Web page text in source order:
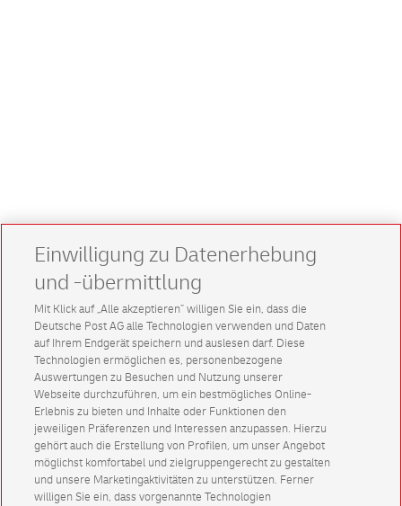
Einwilligung zu Datenerhebung
und -übermittlung
Mit Klick auf „Alle akzeptieren” willigen Sie ein, dass die
Deutsche Post AG alle Technologien verwenden und Daten
auf Ihrem Endgerät speichern und auslesen darf. Diese
Technologien ermöglichen es, personenbezogene
Auswertungen zu Besuchen und Nutzung unserer
Webseite durchzuführen, um ein bestmögliches Online-
Erlebnis zu bieten und Inhalte oder Funktionen den
jeweiligen Präferenzen und Interessen anzupassen. Hierzu
gehört auch die Erstellung von Profilen, um unser Angebot
möglichst komfortabel und zielgruppengerecht zu gestalten
und unsere Marketingaktivitäten zu unterstützen. Ferner
willigen Sie ein, dass vorgenannte Technologien